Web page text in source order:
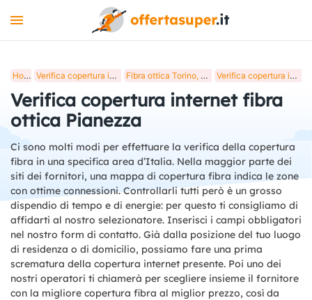
MOBILE
LUCE E GAS
STREAMING
STRUMENTI +
BLOG
Home Verifica copertura internet fibra ottica in Italia Fibra ottica Torino, verifica copertura internet Verifica copertura internet fibra ottica Pianezza
Verifica copertura internet fibra
ottica Pianezza
Ci sono molti modi per effettuare la verifica della copertura
fibra in una specifica area d’Italia. Nella maggior parte dei
siti dei fornitori, una mappa di copertura fibra indica le zone
con ottime connessioni. Controllarli tutti però è un grosso
dispendio di tempo e di energie: per questo ti consigliamo di
affidarti al nostro selezionatore. Inserisci i campi obbligatori
nel nostro form di contatto. Già dalla posizione del tuo luogo
di residenza o di domicilio, possiamo fare una prima
scrematura della copertura internet presente. Poi uno dei
nostri operatori ti chiamerà per scegliere insieme il fornitore
con la migliore copertura fibra al miglior prezzo, così da